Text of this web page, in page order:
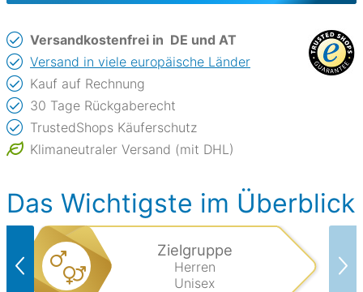
Versandkostenfrei in DE und AT
Versand in viele europäische Länder
Kauf auf Rechnung
30 Tage Rückgaberecht
TrustedShops Käuferschutz
Klimaneutraler Versand (mit DHL)
Das Wichtigste im Überblick
Zielgruppe
Herren
Unisex